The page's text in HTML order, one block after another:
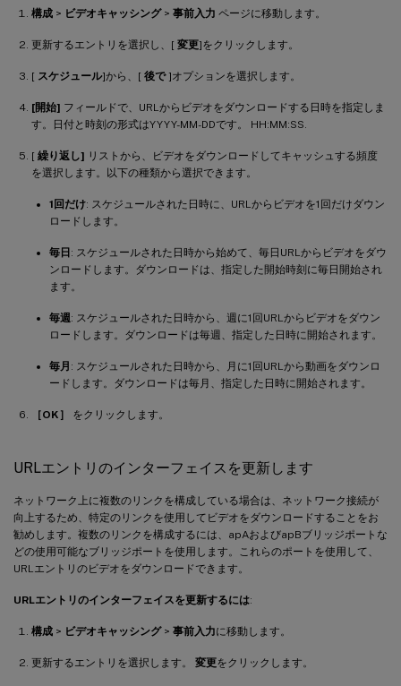
構成 > ビデオキャッシング> 事前入力 ページに移動します。
更新するエントリを選択し、[ 変更]をクリックします。
[ スケジュール]から、[ 後で]オプションを選択します。
[開始] フィールドで、URLからビデオをダウンロードする日時を指定しま
す。日付と時刻の形式はYYYY-MM-DDです。 HH:MM:SS.
[ 繰り返し] リストから、ビデオをダウンロードしてキャッシュする頻度
を選択します。以下の種類から選択できます。
1回だけ: スケジュールされた日時に、URLからビデオを1回だけダウン
ロードします。
毎日 : スケジュールされた日時から始めて、毎日URLからビデオをダウ
ンロードします。ダウンロードは、指定した開始時刻に毎日開始され
ます。
毎週 : スケジュールされた日時から、週に1回URLからビデオをダウン
ロードします。ダウンロードは毎週、指定した日時に開始されます。
毎月 : スケジュールされた日時から、月に1回URLから動画をダウンロ
ードします。ダウンロードは毎月、指定した日時に開始されます。
［OK］ をクリックします。
URLエントリのインターフェイスを更新します
ネットワーク上に複数のリンクを構成している場合は、ネットワーク接続が
向上するため、特定のリンクを使用してビデオをダウンロードすることをお
勧めします。複数のリンクを構成するには、apAおよびapBブリッジポートな
どの使用可能なブリッジポートを使用します。これらのポートを使用して、
URLエントリのビデオをダウンロードできます。
URLエントリのインターフェイスを更新するには:
構成 > ビデオキャッシング> 事前入力に移動します。
更新するエントリを選択します。 変更をクリックします。